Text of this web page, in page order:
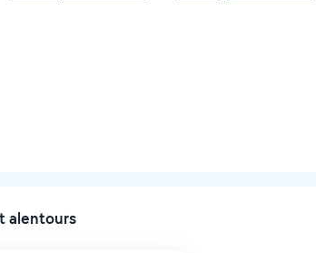
alentours